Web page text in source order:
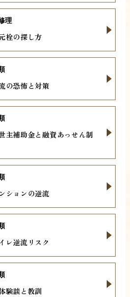
栓の探し方
理
の恐怖と対策
主補助金と融資あっせん制
ションの逆流
レ逆流リスク
験談と教訓